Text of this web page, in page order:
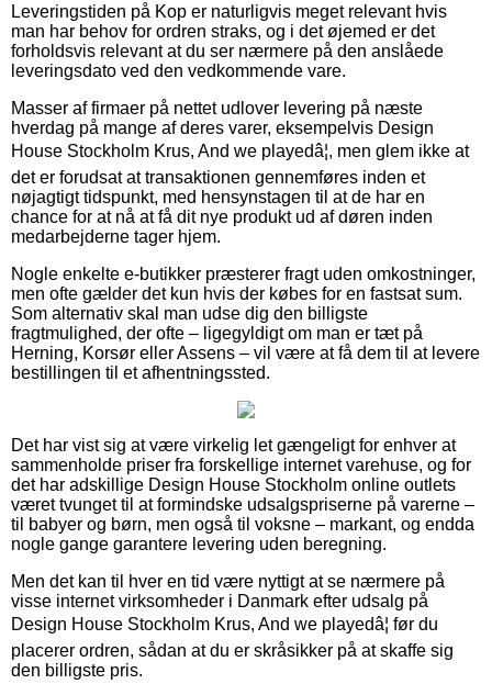
Leveringstiden på Kop er naturligvis meget relevant hvis
man har behov for ordren straks, og i det øjemed er det
forholdsvis relevant at du ser nærmere på den anslåede
leveringsdato ved den vedkommende vare.
Masser af firmaer på nettet udlover levering på næste
hverdag på mange af deres varer, eksempelvis Design
House Stockholm Krus, And we playedâ¦, men glem ikke at
det er forudsat at transaktionen gennemføres inden et
nøjagtigt tidspunkt, med hensynstagen til at de har en
chance for at nå at få dit nye produkt ud af døren inden
medarbejderne tager hjem.
Nogle enkelte e-butikker præsterer fragt uden omkostninger,
men ofte gælder det kun hvis der købes for en fastsat sum.
Som alternativ skal man udse dig den billigste
fragtmulighed, der ofte – ligegyldigt om man er tæt på
Herning, Korsør eller Assens – vil være at få dem til at levere
bestillingen til et afhentningssted.
Det har vist sig at være virkelig let gængeligt for enhver at
sammenholde priser fra forskellige internet varehuse, og for
det har adskillige Design House Stockholm online outlets
været tvunget til at formindske udsalgspriserne på varerne –
til babyer og børn, men også til voksne – markant, og endda
nogle gange garantere levering uden beregning.
Men det kan til hver en tid være nyttigt at se nærmere på
visse internet virksomheder i Danmark efter udsalg på
Design House Stockholm Krus, And we playedâ¦ før du
placerer ordren, sådan at du er skråsikker på at skaffe sig
den billigste pris.